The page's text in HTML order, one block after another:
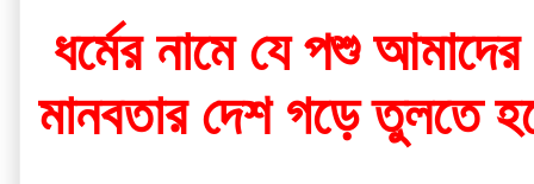
মানবতার দেশ গড়ে তুলতে